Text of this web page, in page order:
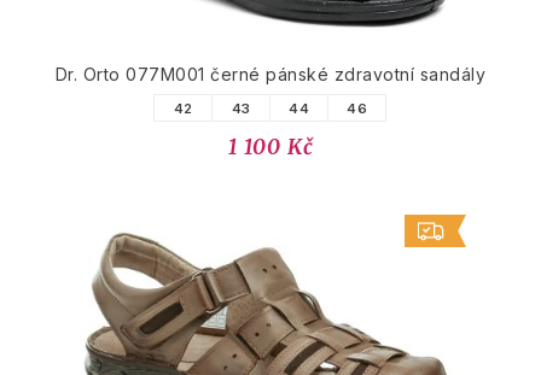
Dr. Orto 077M001 černé pánské zdravotní sandály
42 43 44 46
1 100 Kč